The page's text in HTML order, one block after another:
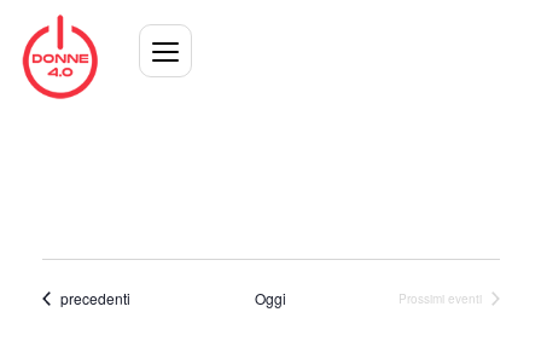
Eventi
precedenti Oggi Prossimi eventi